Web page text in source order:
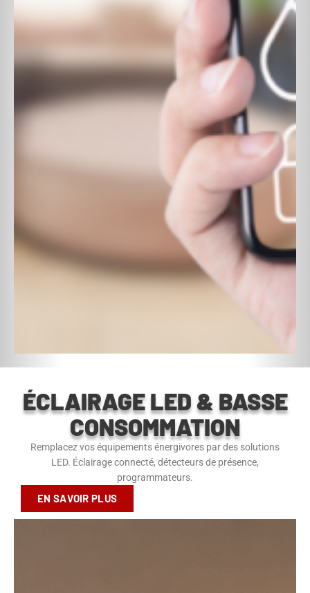
ÉCLAIRAGE LED & BASSE
CONSOMMATION
Remplacez vos équipements énergivores par des solutions
LED. Éclairage connecté, détecteurs de présence,
programmateurs.
EN SAVOIR PLUS